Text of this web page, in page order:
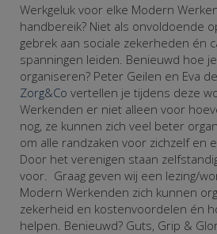
Werkgeluk voor elke Modern
handbereik? Niet als onvoldoende
gebrek aan sociale zekerheden én
spanningen leiden. Benieuwd hoe
organiseren? Peter Geilen en Eva
Zorg&Co vertellen je tijdens deze
Werkenden er niet alleen voor
nog, ze kunnen zich veel beter
om alle randzaken voor zichzelf en
Door het verenigen staan
voor. Graag geven wij een lezing/
Modern Werkenden zich kunnen
zekerheid en kostenvoordelen én
helpen. Benieuwd? Guts, Grip &